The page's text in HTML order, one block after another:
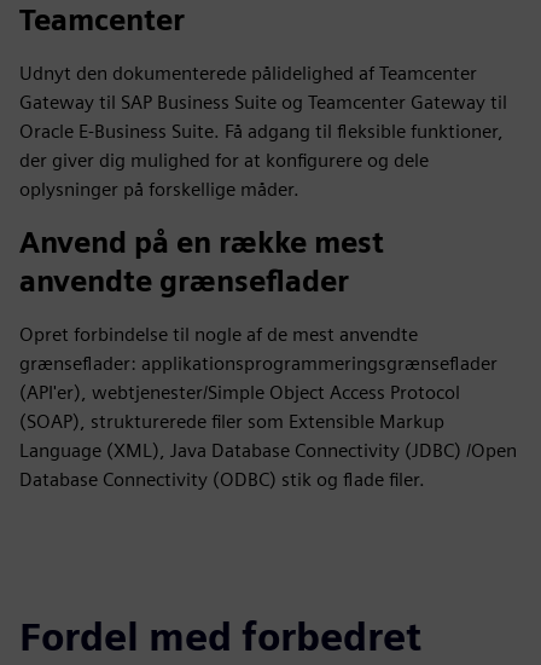
Teamcenter
Udnyt den dokumenterede pålidelighed af Teamcenter
Gateway til SAP Business Suite og Teamcenter Gateway til
Oracle E-Business Suite. Få adgang til fleksible funktioner,
der giver dig mulighed for at konfigurere og dele
oplysninger på forskellige måder.
Anvend på en række mest
anvendte grænseflader
Opret forbindelse til nogle af de mest anvendte
grænseflader: applikationsprogrammeringsgrænseflader
(API'er), webtjenester/Simple Object Access Protocol
(SOAP), strukturerede filer som Extensible Markup
Language (XML), Java Database Connectivity (JDBC) /Open
Database Connectivity (ODBC) stik og flade filer.
Fordel med forbedret